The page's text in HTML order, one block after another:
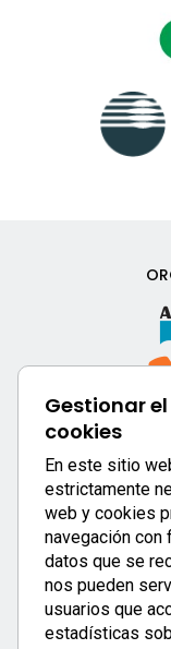
Gestionar
cookies
En este sitio
estrictamente
web y cookies
navegación
datos que se
nos pueden
usuarios que
estadísticas
Telf.